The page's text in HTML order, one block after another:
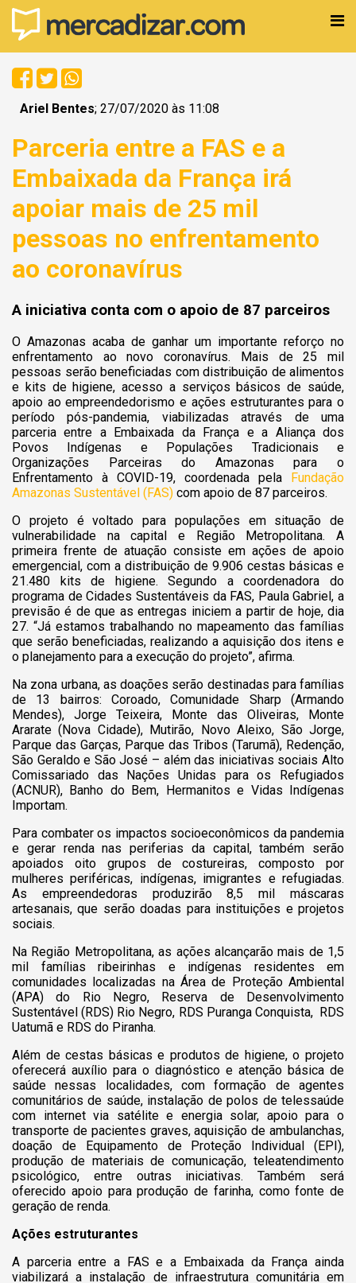
Ariel Bentes; 27/07/2020 às 11:08
Parceria entre a FAS e a
Embaixada da França irá
apoiar mais de 25 mil
pessoas no enfrentamento
ao coronavírus
A iniciativa conta com o apoio de 87 parceiros
O Amazonas acaba de ganhar um importante reforço no
enfrentamento ao novo coronavírus. Mais de 25 mil
pessoas serão beneficiadas com distribuição de alimentos
e kits de higiene, acesso a serviços básicos de saúde,
apoio ao empreendedorismo e ações estruturantes para o
período pós-pandemia, viabilizadas através de uma
parceria entre a Embaixada da França e a Aliança dos
Povos Indígenas e Populações Tradicionais e
Organizações Parceiras do Amazonas para o
Enfrentamento à COVID-19, coordenada pela Fundação
Amazonas Sustentável (FAS) com apoio de 87 parceiros.
O projeto é voltado para populações em situação de
vulnerabilidade na capital e Região Metropolitana. A
primeira frente de atuação consiste em ações de apoio
emergencial, com a distribuição de 9.906 cestas básicas e
21.480 kits de higiene. Segundo a coordenadora do
programa de Cidades Sustentáveis da FAS, Paula Gabriel, a
previsão é de que as entregas iniciem a partir de hoje, dia
27. “Já estamos trabalhando no mapeamento das famílias
que serão beneficiadas, realizando a aquisição dos itens e
o planejamento para a execução do projeto”, afirma.
Na zona urbana, as doações serão destinadas para famílias
de 13 bairros: Coroado, Comunidade Sharp (Armando
Mendes), Jorge Teixeira, Monte das Oliveiras, Monte
Ararate (Nova Cidade), Mutirão, Novo Aleixo, São Jorge,
Parque das Garças, Parque das Tribos (Tarumã), Redenção,
São Geraldo e São José – além das iniciativas sociais Alto
Comissariado das Nações Unidas para os Refugiados
(ACNUR), Banho do Bem, Hermanitos e Vidas Indígenas
Importam.
Para combater os impactos socioeconômicos da pandemia
e gerar renda nas periferias da capital, também serão
apoiados oito grupos de costureiras, composto por
mulheres periféricas, indígenas, imigrantes e refugiadas.
As empreendedoras produzirão 8,5 mil máscaras
artesanais, que serão doadas para instituições e projetos
sociais.
Na Região Metropolitana, as ações alcançarão mais de 1,5
mil famílias ribeirinhas e indígenas residentes em
comunidades localizadas na Área de Proteção Ambiental
(APA) do Rio Negro, Reserva de Desenvolvimento
Sustentável (RDS) Rio Negro, RDS Puranga Conquista, RDS
Uatumã e RDS do Piranha.
Além de cestas básicas e produtos de higiene, o projeto
oferecerá auxílio para o diagnóstico e atenção básica de
saúde nessas localidades, com formação de agentes
comunitários de saúde, instalação de polos de telessaúde
com internet via satélite e energia solar, apoio para o
transporte de pacientes graves, aquisição de ambulanchas,
doação de Equipamento de Proteção Individual (EPI),
produção de materiais de comunicação, teleatendimento
psicológico, entre outras iniciativas. Também será
oferecido apoio para produção de farinha, como fonte de
geração de renda.
Ações estruturantes
A parceria entre a FAS e a Embaixada da França ainda
viabilizará a instalação de infraestrutura comunitária em